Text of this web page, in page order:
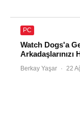
PC
Watch Dogs'a
Berkay Yaşar · 22